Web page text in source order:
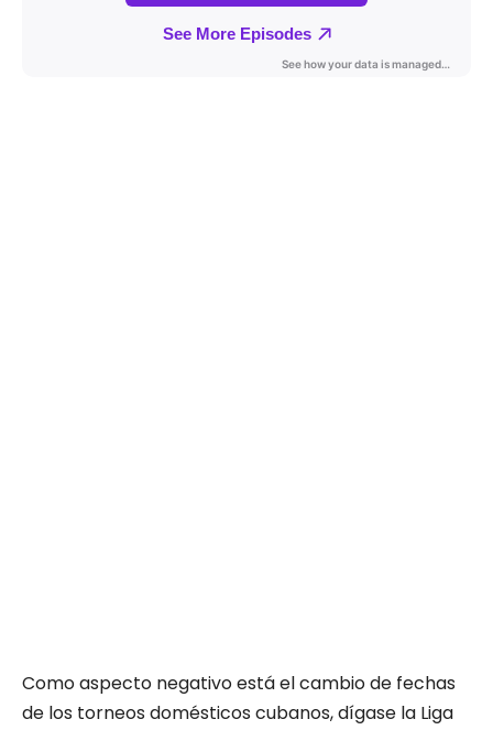
Como aspecto negativo está el cambio de fechas
de los torneos domésticos cubanos, dígase la Liga